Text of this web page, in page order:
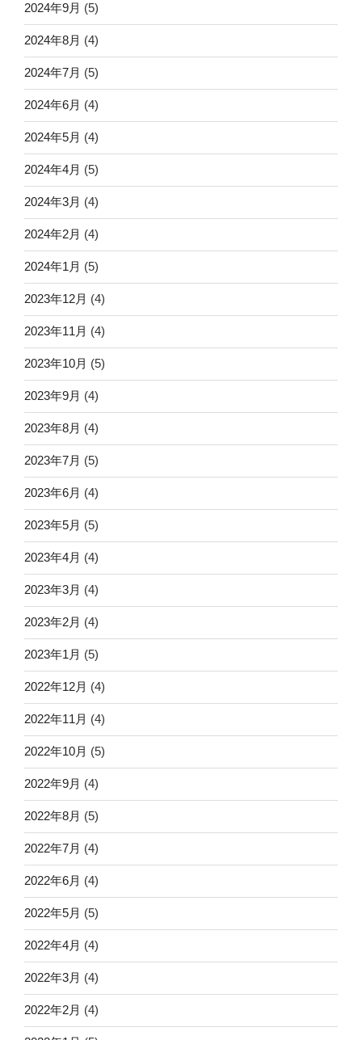
2024年9月 (5)
2024年8月 (4)
2024年7月 (5)
2024年6月 (4)
2024年5月 (4)
2024年4月 (5)
2024年3月 (4)
2024年2月 (4)
2024年1月 (5)
2023年12月 (4)
2023年11月 (4)
2023年10月 (5)
2023年9月 (4)
2023年8月 (4)
2023年7月 (5)
2023年6月 (4)
2023年5月 (5)
2023年4月 (4)
2023年3月 (4)
2023年2月 (4)
2023年1月 (5)
2022年12月 (4)
2022年11月 (4)
2022年10月 (5)
2022年9月 (4)
2022年8月 (5)
2022年7月 (4)
2022年6月 (4)
2022年5月 (5)
2022年4月 (4)
2022年3月 (4)
2022年2月 (4)